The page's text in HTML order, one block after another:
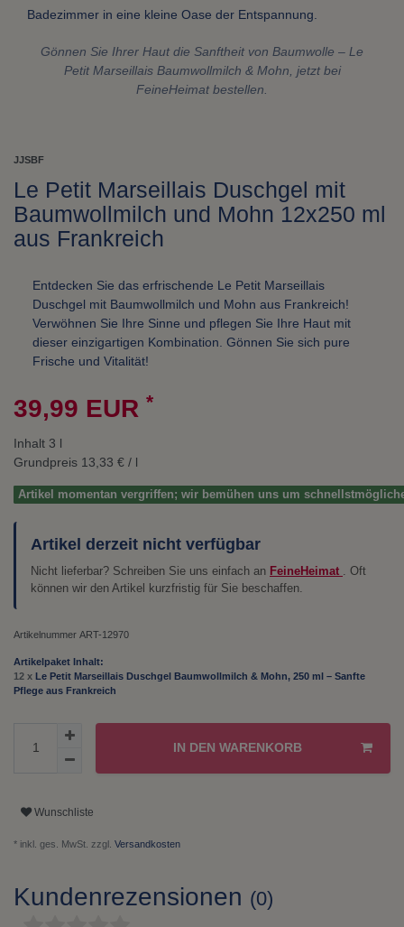
Badezimmer in eine kleine Oase der Entspannung.
Gönnen Sie Ihrer Haut die Sanftheit von Baumwolle – Le
Petit Marseillais Baumwollmilch & Mohn, jetzt bei
FeineHeimat bestellen.
JJSBF
Le Petit Marseillais Duschgel mit
Baumwollmilch und Mohn 12x250 ml
aus Frankreich
Entdecken Sie das erfrischende Le Petit Marseillais
Duschgel mit Baumwollmilch und Mohn aus Frankreich!
Verwöhnen Sie Ihre Sinne und pflegen Sie Ihre Haut mit
dieser einzigartigen Kombination. Gönnen Sie sich pure
Frische und Vitalität!
39,99 EUR *
Inhalt 3 l
Grundpreis 13,33 € / l
Artikel momentan vergriffen; wir bemühen uns um
Artikel derzeit nicht verfügbar
Nicht lieferbar? Schreiben Sie uns einfach an FeineHeimat
. Oft
können wir den Artikel kurzfristig für Sie beschaffen.
Artikelnummer ART-12970
Artikelpaket Inhalt:
12 x Le Petit Marseillais Duschgel Baumwollmilch & Mohn, 250 ml – Sanfte
Pflege aus Frankreich
IN DEN WARENKORB
Wunschliste
* inkl. ges. MwSt. zzgl. Versandkosten
Kundenrezensionen (0)